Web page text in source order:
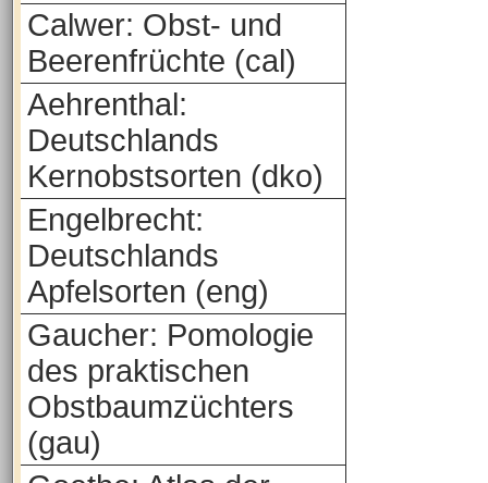
Calwer: Obst- und
Beerenfrüchte (cal)
Aehrenthal:
Deutschlands
Kernobstsorten (dko)
Engelbrecht:
Deutschlands
Apfelsorten (eng)
Gaucher: Pomologie
des praktischen
Obstbaumzüchters
(gau)